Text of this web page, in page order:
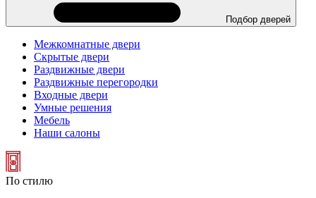
Подбор дверей
Межкомнатные двери
Скрытые двери
Раздвижные двери
Раздвижные перегородки
Входные двери
Умные решения
Мебель
Наши салоны
По стилю